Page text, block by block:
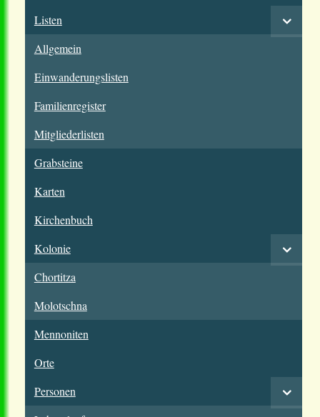
Listen
Allgemein
Einwanderungslisten
Familienregister
Mitgliederlisten
Grabsteine
Karten
Kirchenbuch
Kolonie
Chortitza
Molotschna
Mennoniten
Orte
Personen